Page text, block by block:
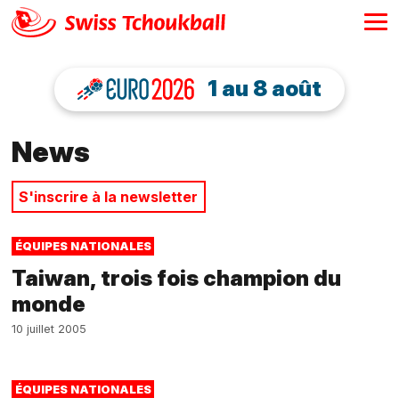
1 au 8 août
News
S'inscrire à la newsletter
ÉQUIPES NATIONALES
Taiwan, trois fois champion du
monde
10 juillet 2005
ÉQUIPES NATIONALES